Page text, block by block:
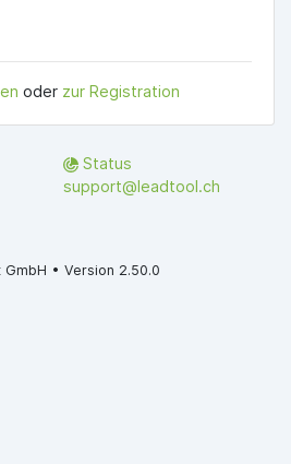
oder zur Registration
Status
support@leadtool.ch
• Version 2.50.0